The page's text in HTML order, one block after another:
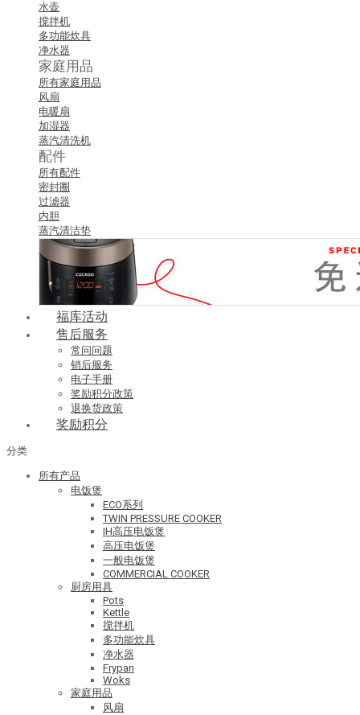
水壶
搅拌机
多功能炊具
净水器
家庭用品
所有家庭用品
风扇
电暖扇
加湿器
蒸汽清洗机
配件
所有配件
密封圈
过滤器
内胆
蒸汽清洁垫
福库活动
售后服务
常问问题
销后服务
电子手册
奖励积分政策
退换货政策
奖励积分
分类
所有产品
电饭煲
ECO系列
TWIN PRESSURE COOKER
IH高压电饭煲
高压电饭煲
一般电饭煲
COMMERCIAL COOKER
厨房用具
Pots
Kettle
搅拌机
多功能炊具
净水器
Frypan
Woks
家庭用品
风扇